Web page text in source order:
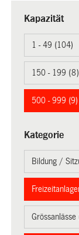
Kapazität
1 - 49 (104)
150 - 199 (8)
500 - 999 (9)
Kategorie
Bildung /
Grössanlässe